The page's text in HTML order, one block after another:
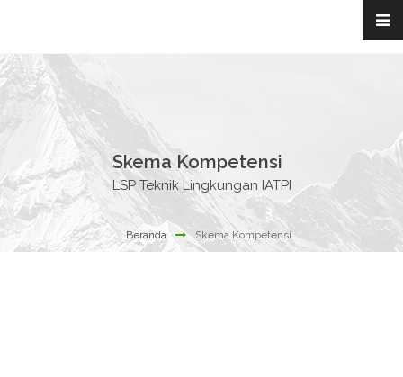
Skema Kompetensi
LSP Teknik Lingkungan IATPI
Beranda Skema Kompetensi